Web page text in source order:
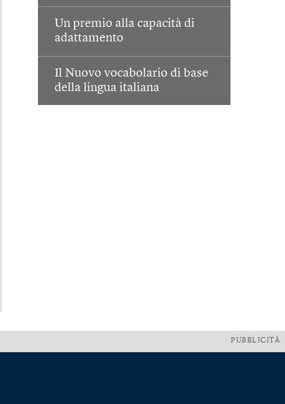
Un premio alla capacità di
adattamento
Il Nuovo vocabolario di base
della lingua italiana
PUBBLICITÀ